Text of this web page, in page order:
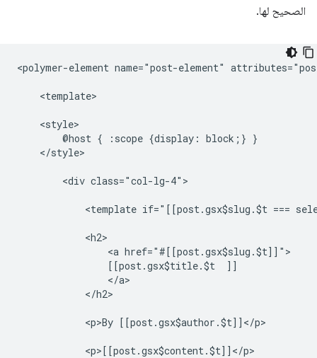
الصحيح لها.
<polymer-element name="post-element"
    <template>
    <style>
        @host { :scope {display: block;} }
    </style>
        <div class="col-lg-4">
<template if="[[post.gsx$slug.$t ===
            <h2>
                <a href="#[[post.gsx$slug.$t]]">
                [[post.gsx$title.$t  ]]
                </a>
            </h2>
            <p>By [[post.gsx$author.$t]]</p>
            <p>[[post.gsx$content.$t]]</p>